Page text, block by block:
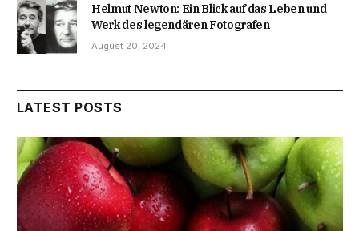
Helmut Newton: Ein Blick auf das Leben und
Werk des legendären Fotografen
August 20, 2024
LATEST POSTS